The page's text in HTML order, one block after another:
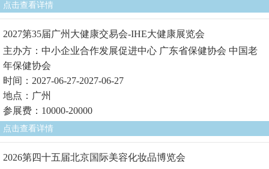
点击查看详情
2027第35届广州大健康交易会-IHE大健康展览会
主办方：中小企业合作发展促进中心 广东省保健协会 中国老
年保健协会
时间：2027-06-27-2027-06-27
地点：广州
参展费：10000-20000
点击查看详情
2026第四十五届北京国际美容化妆品博览会